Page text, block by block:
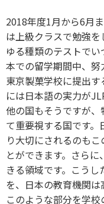
2018年度1月から6月
は上級クラスで勉強
ゆる種類のテストで
本での留学期間中、努
東京製菓学校に提出
には日本語の実力が
他の国もそうですが
て重要視する国です
り大切にされるのも
とができます。さら
きる領域です。こう
を、日本の教育機関は
このような部分を学